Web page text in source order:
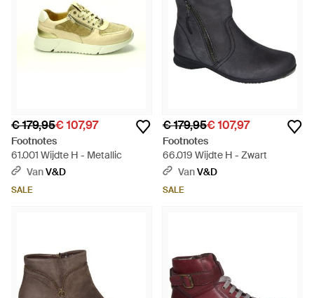
€ 179,95€ 107,97
Footnotes
61.001 Wijdte H - Metallic
VanV&D
SALE
€ 179,95€ 107,97
Footnotes
66.019 Wijdte H - Zwart
VanV&D
SALE